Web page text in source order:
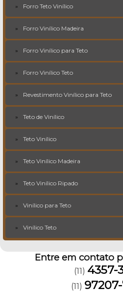
Forro Teto Vinílico
Forro Vinílico Madeira
Forro Vinílico para Teto
Forro Vinílico Teto
Revestimento Vinílico para Teto
Teto de Vinílico
Teto Vinílico
Teto Vinílico Madeira
Teto Vinílico Ripado
Vinílico para Teto
Vinílico Teto
Entre em contato
(11) 4357-
(11)